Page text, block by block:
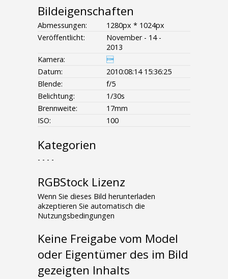
Bildeigenschaften
Abmessungen:
1280px * 1024px
Veröffentlicht:
November - 14 -
2013
Kamera:

Datum:
2010:08:14 15:36:25
Blende:
f/5
Belichtung:
1/30s
Brennweite:
17mm
ISO:
100
Kategorien
- - - -
RGBStock Lizenz
Wenn Sie dieses Bild herunterladen
akzeptieren Sie automatisch die
Nutzungsbedingungen
Keine Freigabe vom Model
oder Eigentümer des im Bild
gezeigten Inhalts